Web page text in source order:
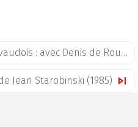
Club-Énergie de l’Est vaudois : avec Denis de Rougemont (19 juin 1984)
Jean Starobinski (1985)